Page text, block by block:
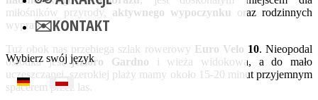
✉️KONTAKT
Wybierz swój język
miłośników przyrody, aktywnego wypoczynku
oraz rodzinnych
wypraw.
Tuż obok nas przebiega szlak rowerowy Euro Velo 10. Nieopodal
ośrodka jestjezioro Gardno i wieża widokowa, a do mało
uczęszczanej, szerokiej plaży mamy około 15-20 minut przyjemnym
spacerem przez las.